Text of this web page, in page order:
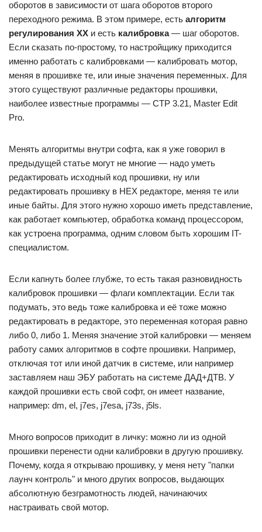
оборотов в зависимости от шага оборотов второго
переходного режима. В этом примере, есть алгоритм
регулирования ХХ и есть калибровка— шаг оборотов.
Если сказать по-простому, то настройщику приходится
именно работать с калибровками — калибровать мотор,
меняя в прошивке те, или иные значения переменных. Для
этого существуют различные редакторы прошивки,
наиболее известные программы — CTP 3.21, Master Edit
Pro.
Менять алгоритмы внутри софта, как я уже говорил в
предыдущей статье могут не многие — надо уметь
редактировать исходный код прошивки, ну или
редактировать прошивку в HEX редакторе, меняя те или
иные байты. Для этого нужно хорошо иметь представление,
как работает компьютер, обработка команд процессором,
как устроена программа, одним словом быть хорошим IT-
специалистом.
Если капнуть более глубже, то есть такая разновидность
калибровок прошивки — флаги комплектации. Если так
подумать, это ведь тоже калибровка и её тоже можно
редактировать в редакторе, это переменная которая равно
либо 0, либо 1. Меняя значение этой калибровки — меняем
работу самих алгоритмов в софте прошивки. Например,
отключая тот или иной датчик в системе, или например
заставляем наш ЭБУ работать на системе ДАД+ДТВ. У
каждой прошивки есть свой софт, он имеет название,
например: dm, el, j7es, j7esa, j73s, j5ls.
Много вопросов приходит в личку: можно ли из одной
прошивки перенести одни калибровки в другую прошивку.
Почему, когда я открываю прошивку, у меня нету "папки
лаунч контроль" и много других вопросов, выдающих
абсолютную безграмотность людей, начинаючих
настраивать свой мотор.